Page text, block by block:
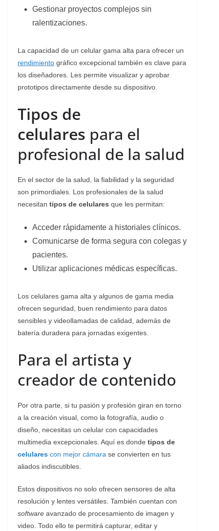
Gestionar proyectos complejos sin
ralentizaciones.
La capacidad de un celular gama alta para ofrecer un
rendimiento gráfico excepcional también es clave para
los diseñadores. Les permite visualizar y aprobar
prototipos directamente desde su dispositivo.
Tipos de
celulares para el
profesional de la salud
En el sector de la salud, la fiabilidad y la seguridad
son primordiales. Los profesionales de la salud
necesitan tipos de celulares que les permitan:
Acceder rápidamente a historiales clínicos.
Comunicarse de forma segura con colegas y
pacientes.
Utilizar aplicaciones médicas específicas.
Los celulares gama alta y algunos de gama media
ofrecen seguridad, buen rendimiento para datos
sensibles y videollamadas de calidad, además de
batería duradera para jornadas exigentes.
Para el artista y
creador de contenido
Por otra parte, si tu pasión y profesión giran en torno
a la creación visual, como la fotografía, audio o
diseño, necesitas un celular con capacidades
multimedia excepcionales. Aquí es donde tipos de
celulares con mejor cámara se convierten en tus
aliados indiscutibles.
Estos dispositivos no solo ofrecen sensores de alta
resolución y lentes versátiles. También cuentan con
software avanzado de procesamiento de imagen y
video. Todo ello te permitirá capturar, editar y